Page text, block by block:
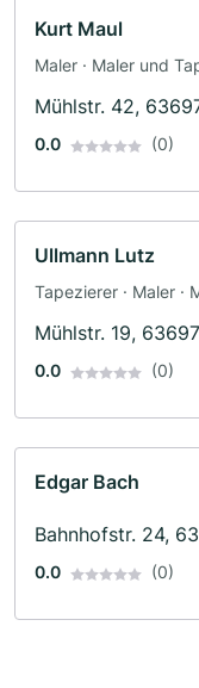
Kurt Maul
Maler · Maler und
Mühlstr. 42,
0.0 (0)
Ullmann Lutz
Tapezierer · Maler ·
Mühlstr. 19,
0.0 (0)
Edgar Bach
Bahnhofstr. 24,
0.0 (0)